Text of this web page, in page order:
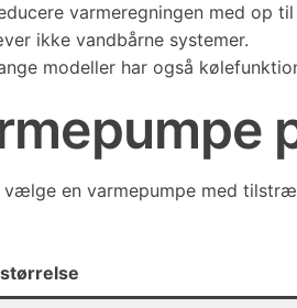
varmeregningen med op til
ikke vandbårne systemer.
modeller har også
vælge en varmepumpe med